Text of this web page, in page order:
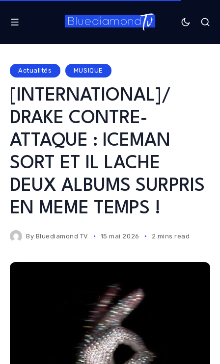
Actualités MUSIQUE
[INTERNATIONAL]/
DRAKE CONTRE-
ATTAQUE : ICEMAN
SORT ET IL LACHE
DEUX ALBUMS SURPRIS
EN MEME TEMPS !
By Bluediamond TV 15 mai 2026 2 mins read